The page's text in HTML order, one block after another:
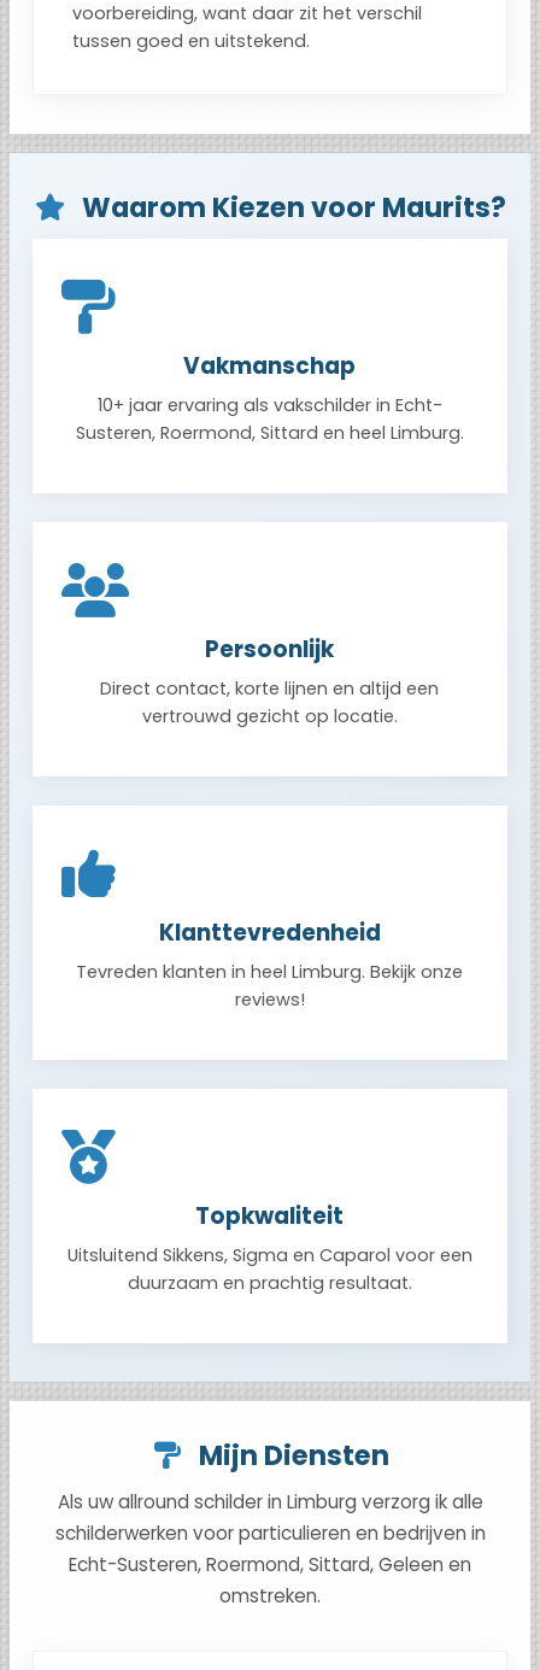
voorbereiding, want daar zit het verschil
tussen goed en uitstekend.
Waarom Kiezen voor Maurits?
Vakmanschap
10+ jaar ervaring als vakschilder in Echt-
Susteren, Roermond, Sittard en heel Limburg.
Persoonlijk
Direct contact, korte lijnen en altijd een
vertrouwd gezicht op locatie.
Klanttevredenheid
Tevreden klanten in heel Limburg. Bekijk onze
reviews!
Topkwaliteit
Uitsluitend Sikkens, Sigma en Caparol voor een
duurzaam en prachtig resultaat.
Mijn Diensten
Als uw allround schilder in Limburg verzorg ik alle
schilderwerken voor particulieren en bedrijven in
Echt-Susteren, Roermond, Sittard, Geleen en
omstreken.